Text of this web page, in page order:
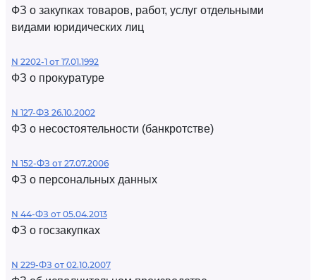
ФЗ о закупках товаров, работ, услуг отдельными
видами юридических лиц
N 2202-1 от 17.01.1992
ФЗ о прокуратуре
N 127-ФЗ 26.10.2002
ФЗ о несостоятельности (банкротстве)
N 152-ФЗ от 27.07.2006
ФЗ о персональных данных
N 44-ФЗ от 05.04.2013
ФЗ о госзакупках
N 229-ФЗ от 02.10.2007